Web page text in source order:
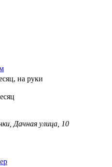
на руки
Дачная улица, 10